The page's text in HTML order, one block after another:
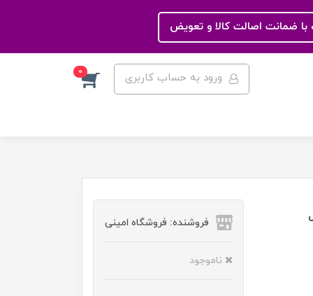
ضمانت اصالت کالا و تعویض
ورود به حساب کاربری 0
فروشنده: فروشگاه امینی
ناموجود